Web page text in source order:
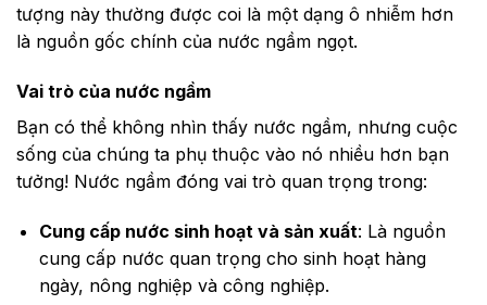
tượng này thường được coi là một dạng ô nhiễm hơn
là nguồn gốc chính của nước ngầm ngọt.
Vai trò của nước ngầm
Bạn có thể không nhìn thấy nước ngầm, nhưng cuộc
sống của chúng ta phụ thuộc vào nó nhiều hơn bạn
tưởng! Nước ngầm đóng vai trò quan trọng trong:
Cung cấp nước sinh hoạt và sản xuất: Là nguồn
cung cấp nước quan trọng cho sinh hoạt hàng
ngày, nông nghiệp và công nghiệp.